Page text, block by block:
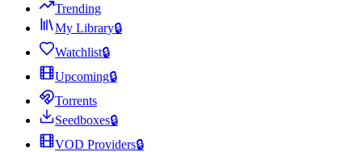
Trending
My Library🔒
Watchlist🔒
Upcoming🔒
Torrents
Seedboxes🔒
VOD Providers🔒